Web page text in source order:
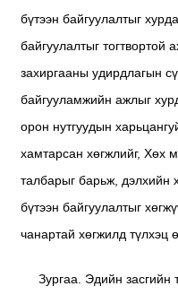
бүтээн байгуулалтыг
байгуулалтыг тогтвортой
захиргааны удирдлагын
байгууламжийн ажлыг
орон нутгуудын
хамтарсан хөгжлийг, Хөх
талбарыг барьж, дэлхийн
бүтээн байгуулалтыг
чанартай хөгжилд түлхэц
Зургаа. Эдийн засгийн